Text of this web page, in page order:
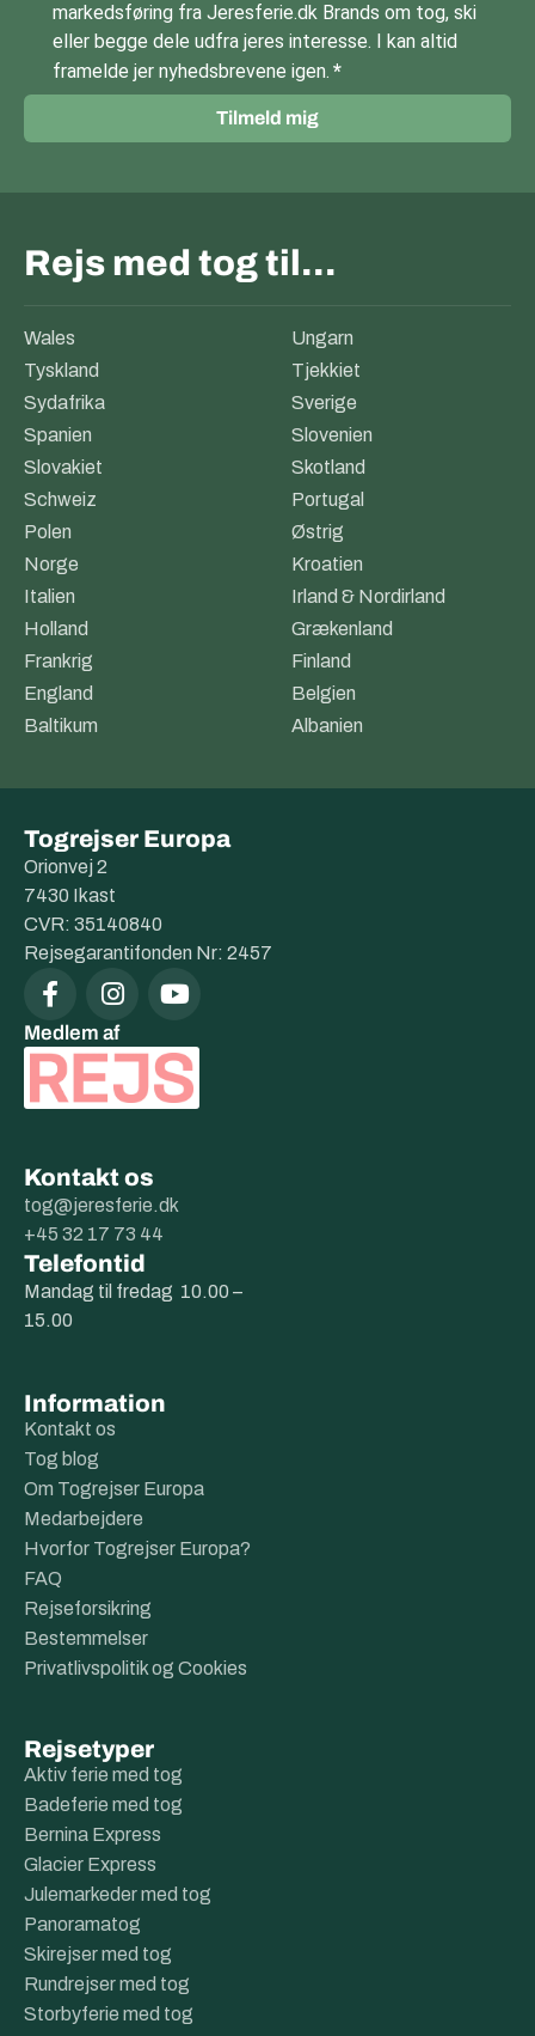
markedsføring fra Jeresferie.dk Brands om tog, ski
eller begge dele udfra jeres interesse. I kan altid
framelde jer nyhedsbrevene igen.
Tilmeld mig
Rejs med tog til…
Wales
Ungarn
Tyskland
Tjekkiet
Sydafrika
Sverige
Spanien
Slovenien
Slovakiet
Skotland
Schweiz
Portugal
Polen
Østrig
Norge
Kroatien
Italien
Irland & Nordirland
Holland
Grækenland
Frankrig
Finland
England
Belgien
Baltikum
Albanien
Togrejser Europa
Orionvej 2
7430 Ikast
CVR: 35140840
Rejsegarantifonden Nr: 2457
Medlem af
Kontakt os
tog@jeresferie.dk
+45 32 17 73 44
Telefontid
Mandag til fredag 10.00 –
15.00
Information
Kontakt os
Tog blog
Om Togrejser Europa
Medarbejdere
Hvorfor Togrejser Europa?
FAQ
Rejseforsikring
Bestemmelser
Privatlivspolitik og Cookies
Rejsetyper
Aktiv ferie med tog
Badeferie med tog
Bernina Express
Glacier Express
Julemarkeder med tog
Panoramatog
Skirejser med tog
Rundrejser med tog
Storbyferie med tog